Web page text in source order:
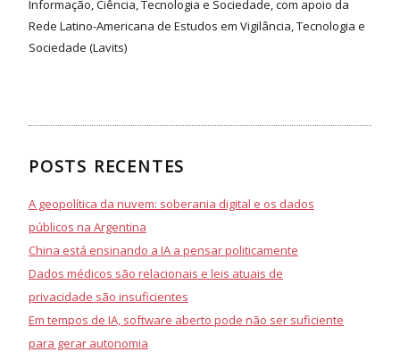
Informação, Ciência, Tecnologia e Sociedade, com apoio da
Rede Latino-Americana de Estudos em Vigilância, Tecnologia e
Sociedade (Lavits)
POSTS RECENTES
A geopolítica da nuvem: soberania digital e os dados
públicos na Argentina
China está ensinando a IA a pensar politicamente
Dados médicos são relacionais e leis atuais de
privacidade são insuficientes
Em tempos de IA, software aberto pode não ser suficiente
para gerar autonomia